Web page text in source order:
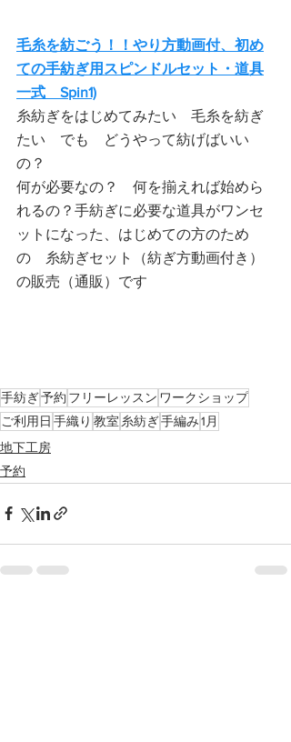
毛糸を紡ごう！！やり方動画付、初め
ての手紡ぎ用スピンドルセット・道具
一式　Spin1)
糸紡ぎをはじめてみたい　毛糸を紡ぎ
たい　でも　どうやって紡げばいい
の？
何が必要なの？　何を揃えれば始めら
れるの？手紡ぎに必要な道具がワンセ
ットになった、はじめての方のため
の　糸紡ぎセット（紡ぎ方動画付き）
の販売（通販）です
手紡ぎ予約 フリーレッスン ワークショップ
ご利用日 手織り 教室 糸紡ぎ手編み1月
地下工房
予約